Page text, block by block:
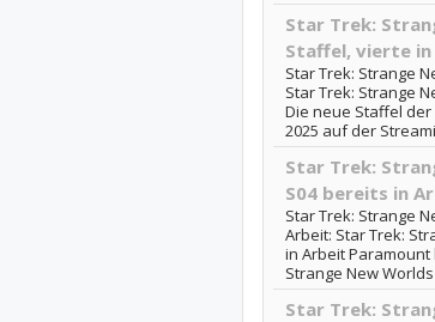
Star Trek:
Staffel, vierte
Star Trek: Strange
Star Trek: Strange
Die neue Staffel der
2025 auf der
Star Trek:
S04 bereits in
Star Trek: Strange
Arbeit: Star Trek:
in Arbeit
Strange New
Star Trek: